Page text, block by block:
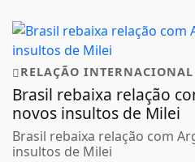
RELAÇÃO INTERNACIONAL
Brasil rebaixa relação
novos insultos de Milei
Brasil rebaixa relação com
insultos de Milei